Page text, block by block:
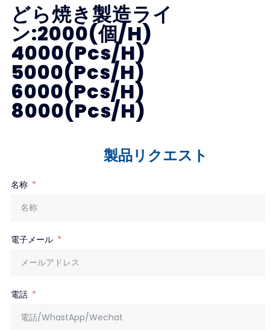
どら焼き製造ライ
ン:2000(個/H)
4000(Pcs/H)
5000(Pcs/H)
6000(Pcs/H)
8000(Pcs/H)
製品リクエスト
名称
電子メール
電話